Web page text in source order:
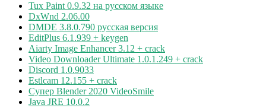
Tux Paint 0.9.32 на русском языке
DxWnd 2.06.00
DMDE 3.8.0.790 русская версия
EditPlus 6.1.939 + keygen
Aiarty Image Enhancer 3.12 + crack
Video Downloader Ultimate 1.0.1.249 + crack
Discord 1.0.9033
Estlcam 12.155 + crack
Супер Blender 2020 VideoSmile
Java JRE 10.0.2